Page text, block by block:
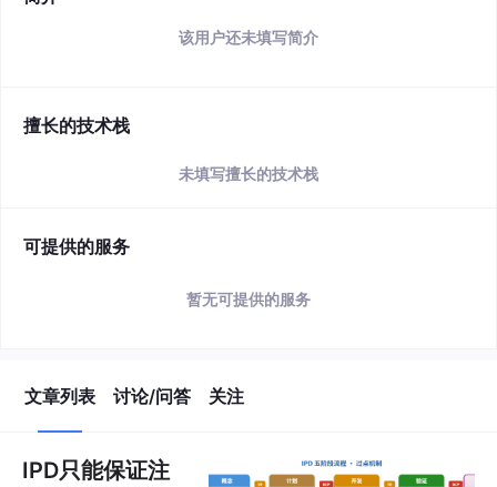
该用户还未填写简介
擅长的技术栈
未填写擅长的技术栈
可提供的服务
暂无可提供的服务
文章列表 讨论/问答 关注
IPD只能保证注